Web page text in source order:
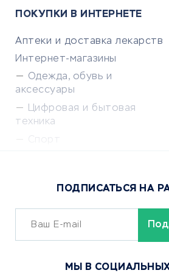
ПОКУПКИ В ИНТЕРНЕТЕ
Аптеки и доставка лекарств
Интернет-магазины
Одежда, обувь и
аксессуары
Цифровая и бытовая
техника
Сервисы доставки
ОБУЧЕНИЕ И РАБОТА
ПОДПИСАТЬСЯ НА
МЫ В